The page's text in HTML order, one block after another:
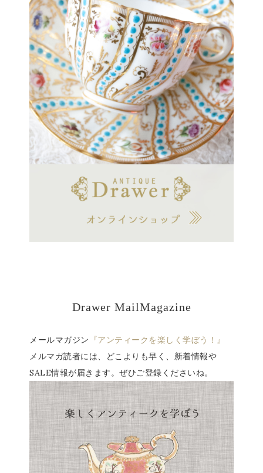
Drawer MailMagazine
メールマガジン 『アンティークを楽しく学ぼう！』
メルマガ読者には、どこよりも早く、新着情報や
SALE情報が届きます。ぜひご登録くださいね。